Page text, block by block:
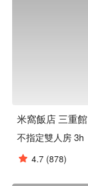
米窩飯店 三重館
不指定雙人房 3h
4.7 (878)